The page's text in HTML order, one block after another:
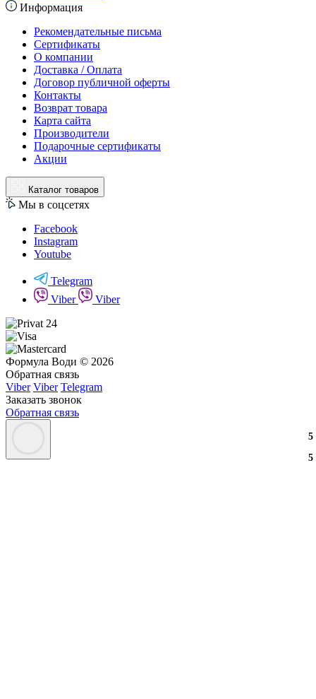
3
3
2
2
3
3
5
5
Информация
Рекомендательные письма
Сертификаты
О компании
Доставка / Оплата
Договор публичной оферты
Контакты
Возврат товара
Карта сайта
Производители
Подарочные сертификаты
Акции
Каталог товаров
Мы в соцсетях
Facebook
Instagram
Youtube
Telegram
Viber
Viber
Формула Води © 2026
Обратная связь
Viber Viber Telegram
Заказать звонок
Обратная связь